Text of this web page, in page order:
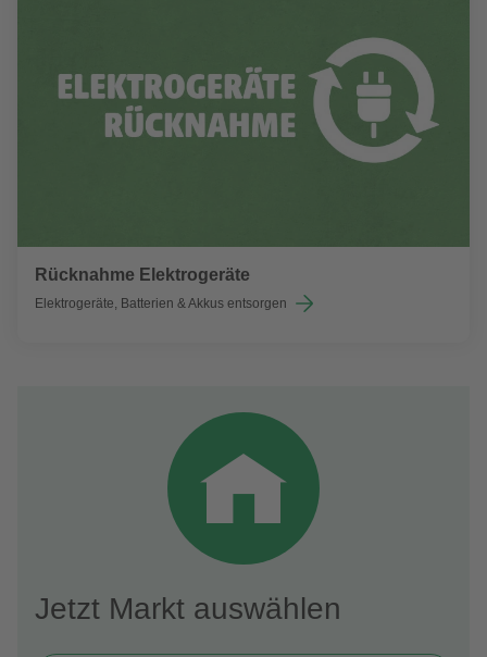
Rücknahme Elektrogeräte
Elektrogeräte, Batterien & Akkus entsorgen
Jetzt Markt auswählen